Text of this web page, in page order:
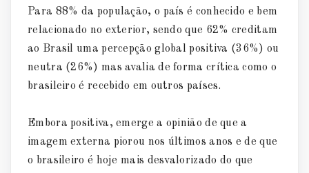
Para 88% da população, o país é conhecido e bem
relacionado no exterior, sendo que 62% creditam
ao Brasil uma percepção global positiva (36%) ou
neutra (26%) mas avalia de forma crítica como o
brasileiro é recebido em outros países.
Embora positiva, emerge a opinião de que a
imagem externa piorou nos últimos anos e de que
o brasileiro é hoje mais desvalorizado do que